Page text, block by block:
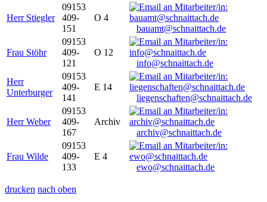
Herr Stiegler
09153
409-
151
O 4
bauamt@schnaittach.de
Frau Stöhr
09153
409-
121
O 12
info@schnaittach.de
Herr
Unterburger
09153
409-
141
E 14
liegenschaften@schnaittach.de
Herr Weber
09153
409-
167
Archiv
archiv@schnaittach.de
Frau Wilde
09153
409-
133
E 4
ewo@schnaittach.de
drucken nach oben